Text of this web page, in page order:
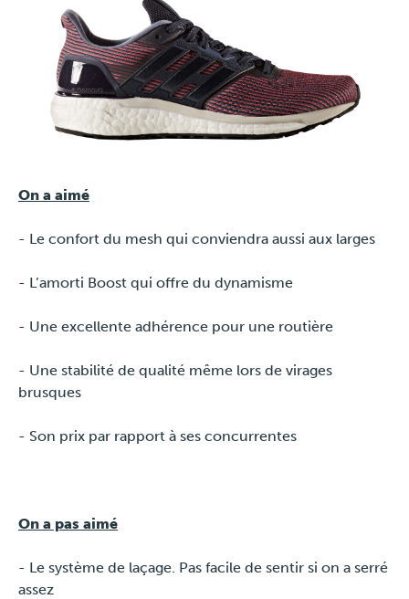
On a aimé
- Le confort du mesh qui conviendra aussi aux larges
- L’amorti Boost qui offre du dynamisme
- Une excellente adhérence pour une routière
- Une stabilité de qualité même lors de virages
brusques
- Son prix par rapport à ses concurrentes
On a pas aimé
- Le système de laçage. Pas facile de sentir si on a serré
assez